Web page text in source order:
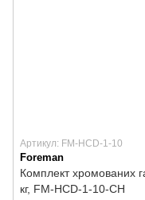
Артикул: FM-HCD-1-10
Foreman
Комплект хромованих
кг, FM-HCD-1-10-CH